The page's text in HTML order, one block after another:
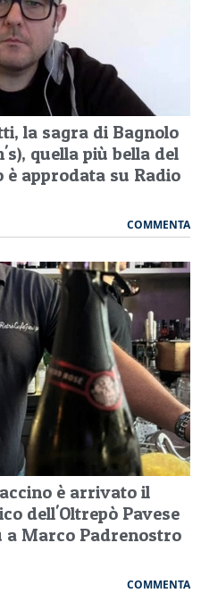
la sagra di Bagnolo
quella più bella del
approdata su Radio
COMMENTA
è arrivato il
dell'Oltrepò Pavese
a Marco Padrenostro
COMMENTA